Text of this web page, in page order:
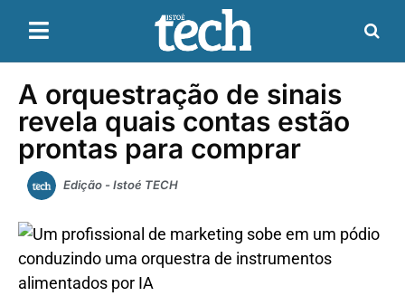
A orquestração de sinais
revela quais contas estão
prontas para comprar
Edição - Istoé TECH